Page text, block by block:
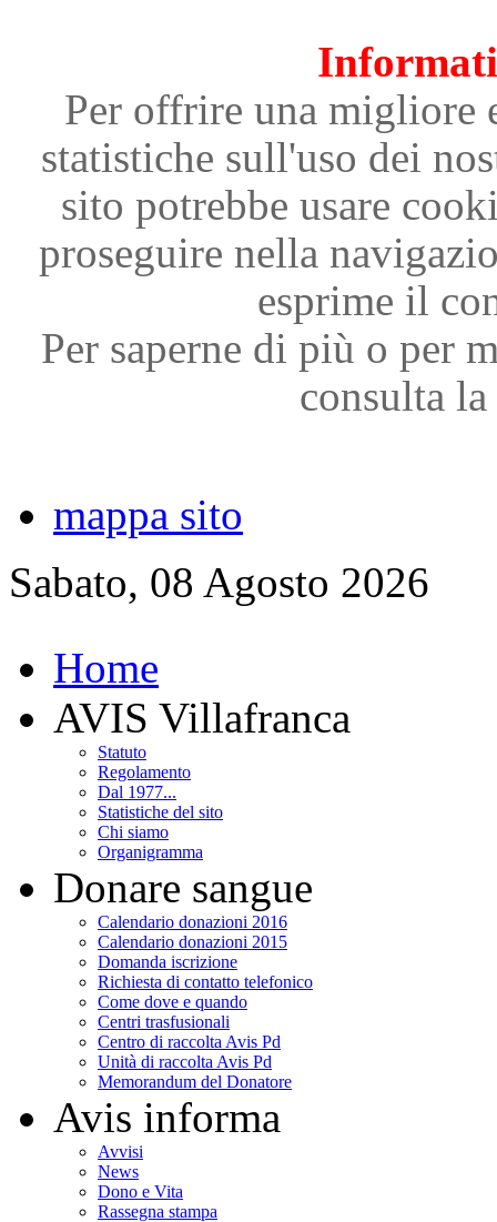
Per offrire una migliore
statistiche sull'uso dei
sito potrebbe usare
proseguire nella
esprime il
Per saperne di più o per
consulta
mappa sito
Sabato, 08 Agosto 2026
Home
AVIS Villafranca
Statuto
Regolamento
Dal 1977...
Statistiche del sito
Chi siamo
Organigramma
Donare sangue
Calendario donazioni 2016
Calendario donazioni 2015
Domanda iscrizione
Richiesta di contatto telefonico
Come dove e quando
Centri trasfusionali
Centro di raccolta Avis Pd
Unità di raccolta Avis Pd
Memorandum del Donatore
Avis informa
Avvisi
News
Dono e Vita
Rassegna stampa